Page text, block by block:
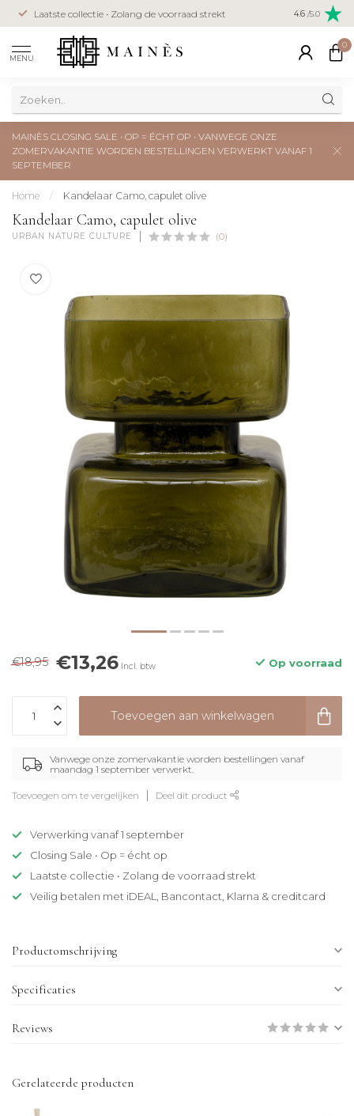
Laatste collectie • Zolang de voorraad strekt Veilig
creditcard
4.6 /5.0
MENU
0
MAINÈS CLOSING SALE • OP = ÉCHT OP • VANWEGE ONZE
ZOMERVAKANTIE WORDEN BESTELLINGEN VERWERKT VANAF 1
SEPTEMBER
Home / Kandelaar Camo, capulet olive
Kandelaar Camo, capulet olive
URBAN NATURE CULTURE (0)
€18,95 €13,26 Incl. btw Op voorraad
Toevoegen aan winkelwagen
Vanwege onze zomervakantie worden bestellingen vanaf
maandag 1 september verwerkt.
Toevoegen om te vergelijken Deel dit product
Verwerking vanaf 1 september
Closing Sale • Op = écht op
Laatste collectie • Zolang de voorraad strekt
Veilig betalen met iDEAL, Bancontact, Klarna & creditcard
Productomschrijving
Specificaties
Reviews
Gerelateerde producten